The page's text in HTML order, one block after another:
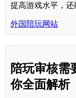
提高游戏水平，还
外国陪玩网站
陪玩审核需
你全面解析